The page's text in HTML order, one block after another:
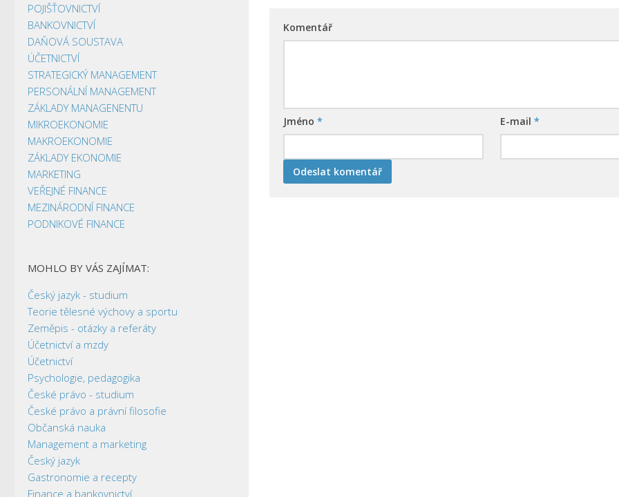
Komentář
Jméno * E-mail*
POJIŠŤOVNICTVÍ
BANKOVNICTVÍ
DAŇOVÁ SOUSTAVA
ÚČETNICTVÍ
STRATEGICKÝ MANAGEMENT
PERSONÁLNÍ MANAGEMENT
ZÁKLADY MANAGENENTU
MIKROEKONOMIE
MAKROEKONOMIE
ZÁKLADY EKONOMIE
MARKETING
VEŘEJNÉ FINANCE
MEZINÁRODNÍ FINANCE
PODNIKOVÉ FINANCE
MOHLO BY VÁS ZAJÍMAT:
Český jazyk - studium
Teorie tělesné výchovy a sportu
Zeměpis - otázky a referáty
Účetnictví a mzdy
Účetnictví
Psychologie, pedagogika
České právo - studium
České právo a právní filosofie
Občanská nauka
Management a marketing
Český jazyk
Gastronomie a recepty
Finance a bankovnictví